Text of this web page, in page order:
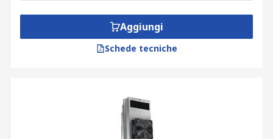
Aggiungi
Schede tecniche